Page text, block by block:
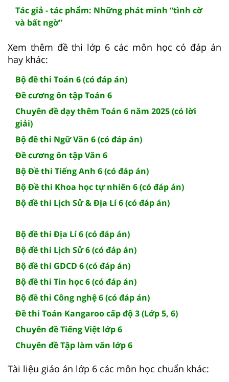
Tác giả - tác phẩm: Những phát minh “tình cờ
và bất ngờ”
Xem thêm đề thi lớp 6 các môn học có đáp án
hay khác:
Bộ đề thi Toán 6 (có đáp án)
Đề cương ôn tập Toán 6
Chuyên đề dạy thêm Toán 6 năm 2025 (có lời
giải)
Bộ đề thi Ngữ Văn 6 (có đáp án)
Đề cương ôn tập Văn 6
Bộ Đề thi Tiếng Anh 6 (có đáp án)
Bộ Đề thi Khoa học tự nhiên 6 (có đáp án)
Bộ đề thi Lịch Sử & Địa Lí 6 (có đáp án)
Bộ đề thi Địa Lí 6 (có đáp án)
Bộ đề thi Lịch Sử 6 (có đáp án)
Bộ đề thi GDCD 6 (có đáp án)
Bộ đề thi Tin học 6 (có đáp án)
Bộ đề thi Công nghệ 6 (có đáp án)
Đề thi Toán Kangaroo cấp độ 3 (Lớp 5, 6)
Chuyên đề Tiếng Việt lớp 6
Chuyên đề Tập làm văn lớp 6
Tài liệu giáo án lớp 6 các môn học chuẩn khác: